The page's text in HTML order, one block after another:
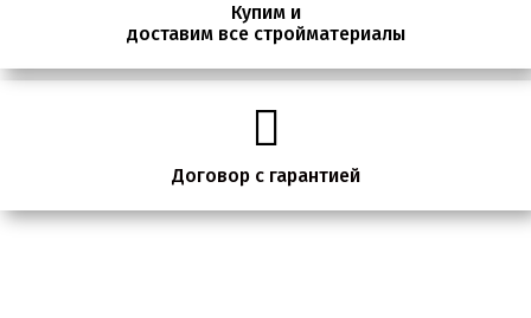
Купим и
доставим все стройматериалы
Договор с гарантией